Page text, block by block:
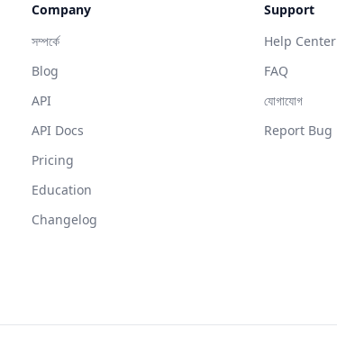
Company
সম্পর্কে
Blog
API
API Docs
Pricing
Education
Changelog
Support
Help Center
FAQ
যোগাযোগ
Report Bug